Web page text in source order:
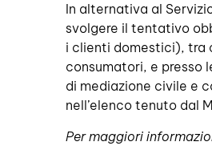
In alternativa al
svolgere il tentativo
i clienti domestici), tra
consumatori, e presso
di mediazione civile e
nell’elenco tenuto dal
Per maggiori